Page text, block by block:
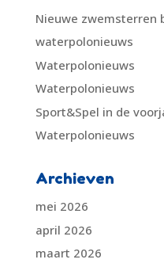
Nieuwe zwemsterren
waterpolonieuws
Waterpolonieuws
Waterpolonieuws
Sport&Spel in de
Waterpolonieuws
Archieven
mei 2026
april 2026
maart 2026